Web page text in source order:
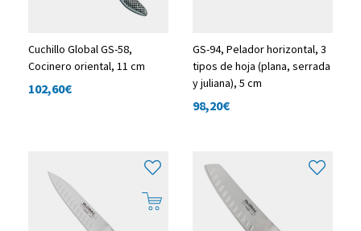
Cuchillo Global GS-58,
Cocinero oriental, 11 cm
102,60€
GS-94, Pelador horizontal, 3
tipos de hoja (plana, serrada
y juliana), 5 cm
98,20€